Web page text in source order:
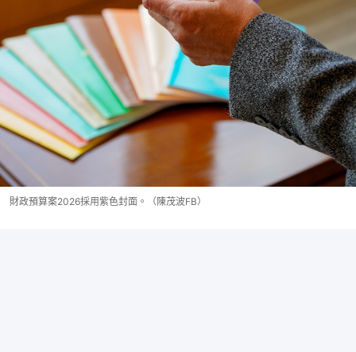
財政預算案2026採用紫色封面。（陳茂波FB）